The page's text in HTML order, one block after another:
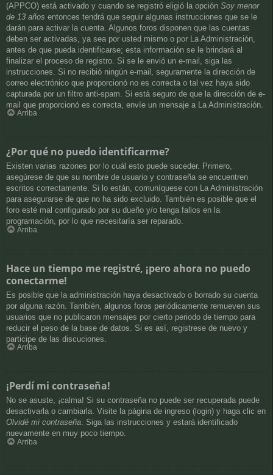
(APPCO) está activado y cuando se registró eligió la opción Soy menor
de 13 años entonces tendrá que seguir algunas instrucciones que se le
darán para activar la cuenta. Algunos foros disponen que las cuentas
deben ser activadas, ya sea por usted mismo o por La Administración,
antes de que pueda identificarse; esta información se le brindará al
finalizar el proceso de registro. Si se le envió un e-mail, siga las
instrucciones. Si no recibió ningún e-mail, seguramente la dirección de
correo electrónico que proporcionó no es correcta o tal vez haya sido
capturada por un filtro anti-spam. Si está seguro de que la dirección de e-
mail que proporcionó es correcta, envíe un mensaje a La Administración.
Arriba
¿Por qué no puedo identificarme?
Existen varias razones por lo cuál esto puede suceder. Primero,
asegúrese de que su nombre de usuario y contraseña se encuentren
escritos correctamente. Si lo están, comuníquese con La Administración
para asegurarse de que no ha sido excluido. También es posible que el
foro esté mal configurado por su dueño y/o tenga fallos en la
programación, por lo que necesitaría ser reparado.
Arriba
Hace un tiempo me registré, ¡pero ahora no puedo
conectarme!
Es posible que la administración haya desactivado o borrado su cuenta
por alguna razón. También, algunos foros periódicamente remueven sus
usuarios que no publicaron mensajes por cierto periodo de tiempo para
reducir el peso de la base de datos. Si es así, registrese de nuevo y
participe de las discuciones.
Arriba
¡Perdí mi contraseña!
No se asuste, ¡calma! Si su contraseña no puede ser recuperada puede
desactivarla o cambiarla. Visite la página de ingreso (login) y haga clic en
Olvidé mi contraseña. Siga las instrucciones y estará identificado
nuevamente en muy poco tiempo.
Arriba